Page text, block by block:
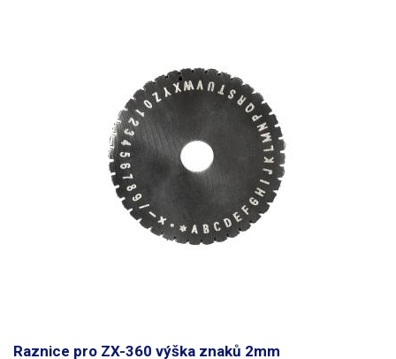
raznice, v naší nabídce naleznete na výběr hned několik velikostí raznic
se znaky od 2-6mm, k uchycení raznice do razícího mechanizmu stačí
povolit a po nasazení raznice přitáhnout páku, není potřeba žádné
nářadí. Kruhová raznice je pak v držáku razícího mechanizmu otočná, po
otočení na požadované písmeno dochází k automaticky k aretaci
pomocí kuličky s pružinou, aby se při samotné ražbě nemohla raznice
samovolně otáčet. Následně pak stačí otočit raznici na požadovaný
znak a úderem rukou či gumovou paličkou do horní části mechanizmu
dojde k vyražení znaku do hliníkového či ocelového plechu. Pro vyražení
znaku není potřeba vyvinout velkou sílu, razit jde snadno bez velké
Raznice pro ZX-360 výška znaků 2mm